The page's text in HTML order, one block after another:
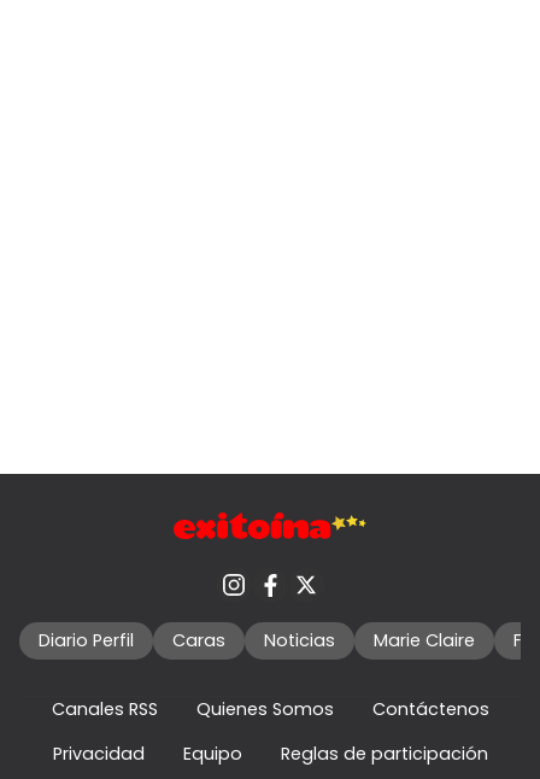
Diario Perfil Caras Noticias Marie Claire
Canales RSS Quienes Somos
Contáctenos
Privacidad
Equipo Reglas de participación